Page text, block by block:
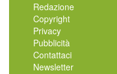
Redazione
Copyright
Privacy
Pubblicità
Contattaci
Newsletter